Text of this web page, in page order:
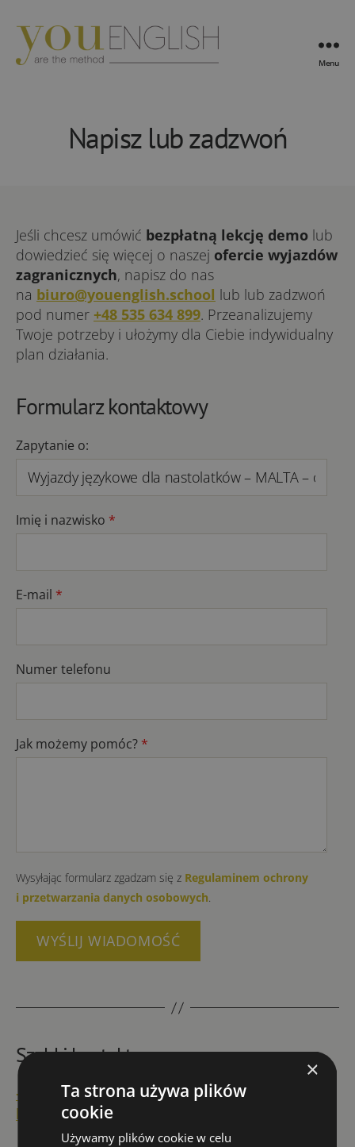
Menu
Napisz lub zadzwoń
Jeśli chcesz umówić bezpłatną lekcję demo lub
dowiedzieć się więcej o naszej ofercie wyjazdów
zagranicznych, napisz do nas
na biuro@youenglish.school lub lub zadzwoń
pod numer +48 535 634 899. Przeanalizujemy
Twoje potrzeby i ułożymy dla Ciebie indywidualny
plan działania.
Formularz kontaktowy
Zapytanie o:
Imię i nazwisko *
E-mail *
Numer telefonu
Jak możemy pomóc? *
Wysyłając formularz zgadzam się z Regulaminem ochrony
i przetwarzania danych osobowych.
Szybki kontakt
+48 535 634 899
biuro@youenglish.school
×
Ta strona używa plików
cookie
Używamy plików cookie w celu